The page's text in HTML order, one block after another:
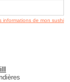
informations de mon sushi